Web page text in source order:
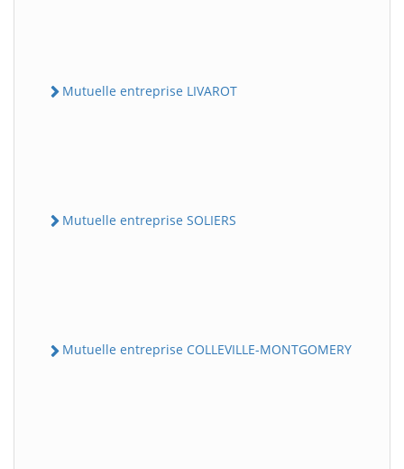
Mutuelle entreprise LIVAROT
Mutuelle entreprise SOLIERS
Mutuelle entreprise COLLEVILLE-MONTGOMERY